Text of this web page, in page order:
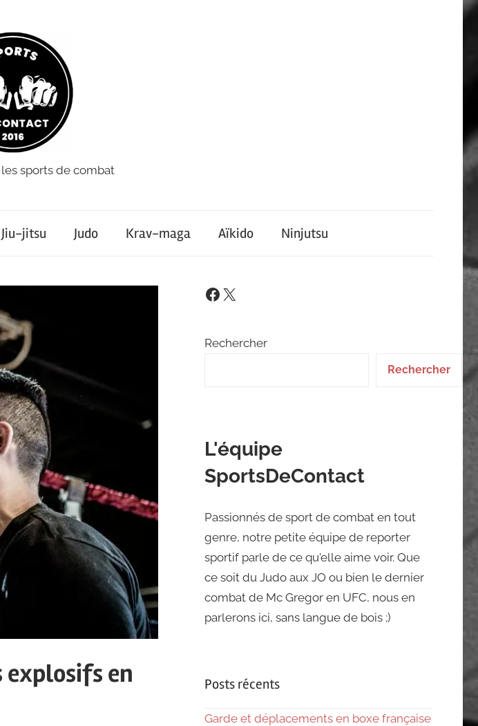
sports de combat
Jiu-jitsu Judo Krav-maga Aïkido Ninjutsu
explosifs en
Facebook
X
Rechercher
Rechercher
L'équipe
SportsDeContact
Passionnés de sport de combat en tout
genre, notre petite équipe de reporter
sportif parle de ce qu'elle aime voir. Que
ce soit du Judo aux JO ou bien le dernier
combat de Mc Gregor en UFC, nous en
parlerons ici, sans langue de bois ;)
Posts récents
Garde et déplacements en boxe française